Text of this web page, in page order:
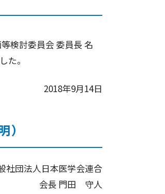
検討委員会 委員長 名
た。
2018年9月14日
社団法人日本医学会連合
会長 門田 守人